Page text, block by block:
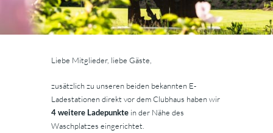
Liebe Mitglieder, liebe Gäste,
zusätzlich zu unseren beiden bekannten E-
Ladestationen direkt vor dem Clubhaus haben wir
4 weitere Ladepunkte in der Nähe des
Waschplatzes eingerichtet.